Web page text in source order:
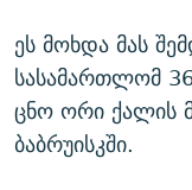
ეს მოხდა მას
სასამართლომ
ცნო ორი ქალის
ბაბრუისკში.